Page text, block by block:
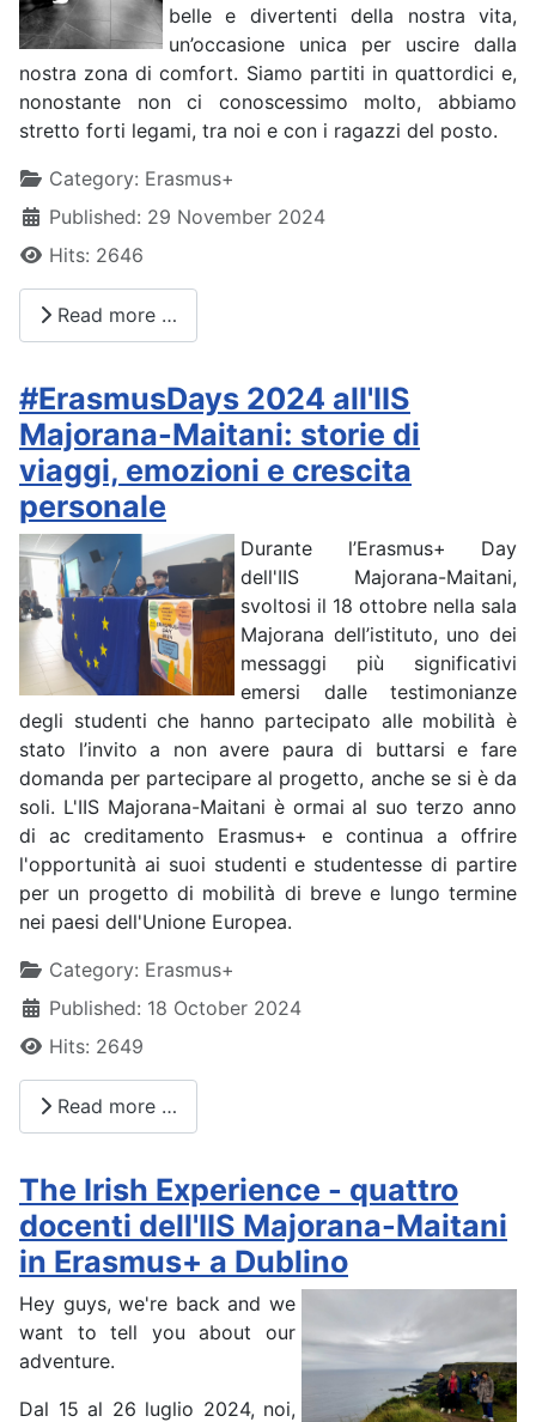
belle e divertenti della nostra vita,
un’occasione unica per uscire dalla
nostra zona di comfort. Siamo partiti in quattordici e,
nonostante non ci conoscessimo molto, abbiamo
stretto forti legami, tra noi e con i ragazzi del posto.
DetailsCategory: Erasmus+
Published: 29 November 2024
Hits: 2646
Read more …
#ErasmusDays 2024 all'IIS
Majorana-Maitani: storie di
viaggi, emozioni e crescita
personale
Durante l’Erasmus+ Day
dell'IIS Majorana-Maitani,
svoltosi il 18 ottobre nella sala
Majorana dell’istituto, uno dei
messaggi più significativi
emersi dalle testimonianze
degli studenti che hanno partecipato alle mobilità è
stato l’invito a non avere paura di buttarsi e fare
domanda per partecipare al progetto, anche se si è da
soli. L'IIS Majorana-Maitani è ormai al suo terzo anno
di ac creditamento Erasmus+ e continua a offrire
l'opportunità ai suoi studenti e studentesse di partire
per un progetto di mobilità di breve e lungo termine
nei paesi dell'Unione Europea.
DetailsCategory: Erasmus+
Published: 18 October 2024
Hits: 2649
Read more …
The Irish Experience - quattro
docenti dell'IIS Majorana-Maitani
in Erasmus+ a Dublino
Hey guys, we're back and we
want to tell you about our
adventure.
Dal 15 al 26 luglio 2024, noi,